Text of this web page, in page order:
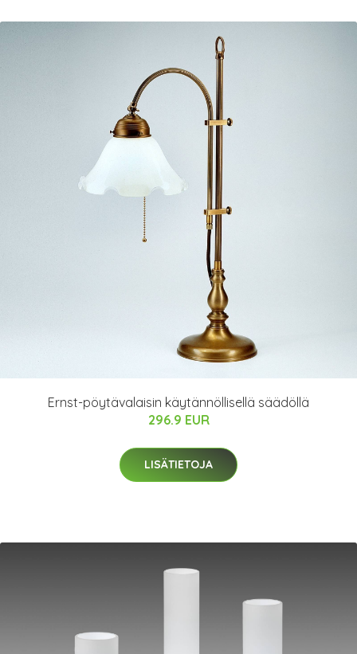
Ernst-pöytävalaisin käytännöllisellä säädöllä
296.9 EUR
LISÄTIETOJA